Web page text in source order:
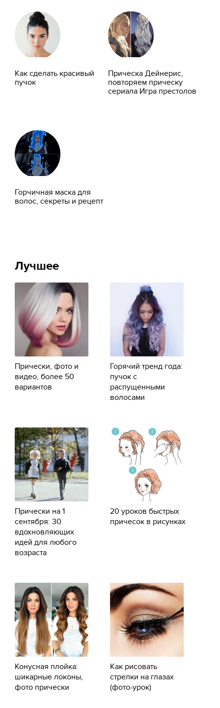
Как сделать красивый
пучок
Прическа Дейнерис,
повторяем прическу
сериала Игра престолов
Горчичная маска для
волос, секреты и рецепт
Лучшее
Прически, фото и
видео, более 50
вариантов
Горячий тренд года:
пучок с
распущенными
волосами
Прически на 1
сентября: 30
вдохновляющих
идей для любого
возраста
20 уроков быстрых
причесок в рисунках
Конусная плойка:
шикарные локоны,
фото прически
Как рисовать
стрелки на глазах
(фото-урок)